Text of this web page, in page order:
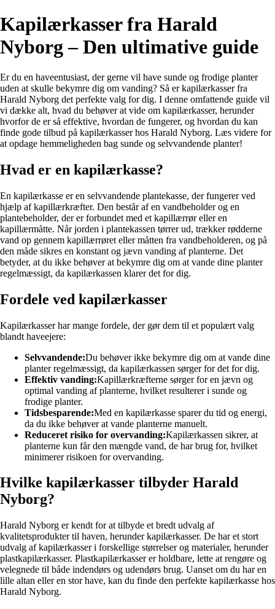
Kapilærkasser fra Harald
Nyborg – Den ultimative guide
Er du en haveentusiast, der gerne vil have sunde og frodige planter
uden at skulle bekymre dig om vanding? Så er kapilærkasser fra
Harald Nyborg det perfekte valg for dig. I denne omfattende guide vil
vi dække alt, hvad du behøver at vide om kapilærkasser, herunder
hvorfor de er så effektive, hvordan de fungerer, og hvordan du kan
finde gode tilbud på kapilærkasser hos Harald Nyborg. Læs videre for
at opdage hemmeligheden bag sunde og selvvandende planter!
Hvad er en kapilærkasse?
En kapilærkasse er en selvvandende plantekasse, der fungerer ved
hjælp af kapillærkræfter. Den består af en vandbeholder og en
plantebeholder, der er forbundet med et kapillærrør eller en
kapillærmåtte. Når jorden i plantekassen tørrer ud, trækker rødderne
vand op gennem kapillærrøret eller måtten fra vandbeholderen, og på
den måde sikres en konstant og jævn vanding af planterne. Det
betyder, at du ikke behøver at bekymre dig om at vande dine planter
regelmæssigt, da kapilærkassen klarer det for dig.
Fordele ved kapilærkasser
Kapilærkasser har mange fordele, der gør dem til et populært valg
blandt haveejere:
Selvvandende:Du behøver ikke bekymre dig om at vande dine
planter regelmæssigt, da kapilærkassen sørger for det for dig.
Effektiv vanding:Kapillærkræfterne sørger for en jævn og
optimal vanding af planterne, hvilket resulterer i sunde og
frodige planter.
Tidsbesparende:Med en kapilærkasse sparer du tid og energi,
da du ikke behøver at vande planterne manuelt.
Reduceret risiko for overvanding:Kapilærkassen sikrer, at
planterne kun får den mængde vand, de har brug for, hvilket
minimerer risikoen for overvanding.
Hvilke kapilærkasser tilbyder Harald
Nyborg?
Harald Nyborg er kendt for at tilbyde et bredt udvalg af
kvalitetsprodukter til haven, herunder kapilærkasser. De har et stort
udvalg af kapilærkasser i forskellige størrelser og materialer, herunder
plastkapilærkasser. Plastkapilærkasser er holdbare, lette at rengøre og
velegnede til både indendørs og udendørs brug. Uanset om du har en
lille altan eller en stor have, kan du finde den perfekte kapilærkasse hos
Harald Nyborg.